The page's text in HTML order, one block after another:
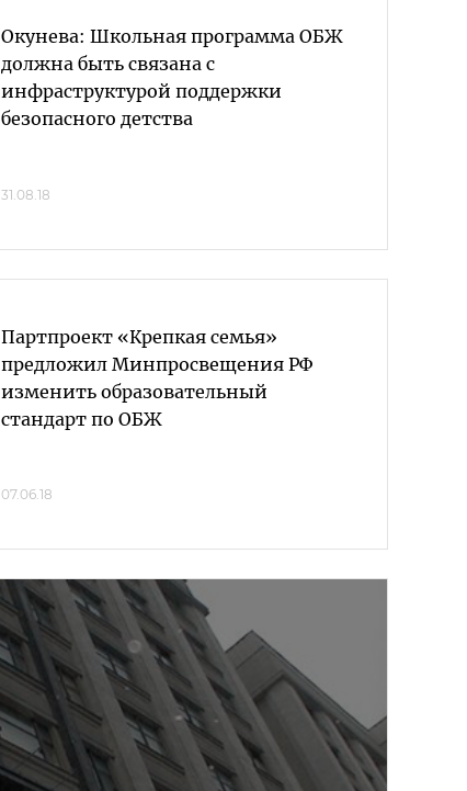
Окунева: Школьная программа ОБЖ
должна быть связана с
инфраструктурой поддержки
безопасного детства
31.08.18
Партпроект «Крепкая семья»
предложил Минпросвещения РФ
изменить образовательный
стандарт по ОБЖ
07.06.18